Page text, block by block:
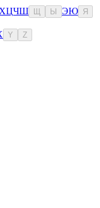
ХЦЧШ Ы ЭЮ Я
Y Z